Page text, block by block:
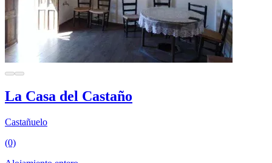
La Casa del Castaño
Castañuelo
(0)